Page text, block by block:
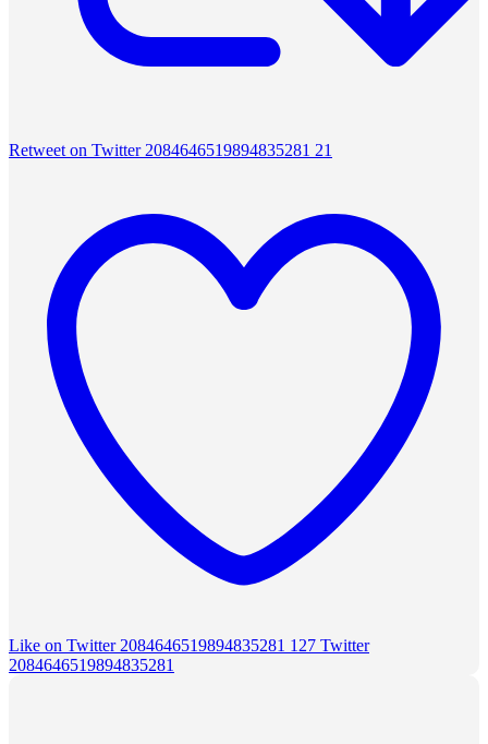
Retweet on Twitter 2084646519894835281 21
Like on Twitter 2084646519894835281 127 Twitter
2084646519894835281